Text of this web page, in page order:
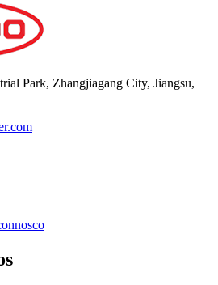
Park, Zhangjiagang City, Jiangsu,